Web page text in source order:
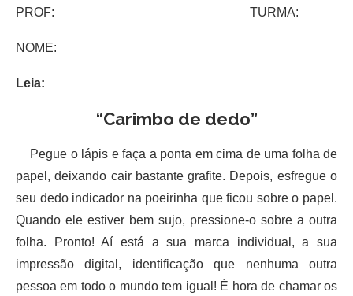
PROF: TURMA:
NOME:
Leia:
“Carimbo de dedo”
Pegue o lápis e faça a ponta em cima de uma folha de
papel, deixando cair bastante grafite. Depois, esfregue o
seu dedo indicador na poeirinha que ficou sobre o papel.
Quando ele estiver bem sujo, pressione-o sobre a outra
folha. Pronto! Aí está a sua marca individual, a sua
impressão digital, identificação que nenhuma outra
pessoa em todo o mundo tem igual! É hora de chamar os